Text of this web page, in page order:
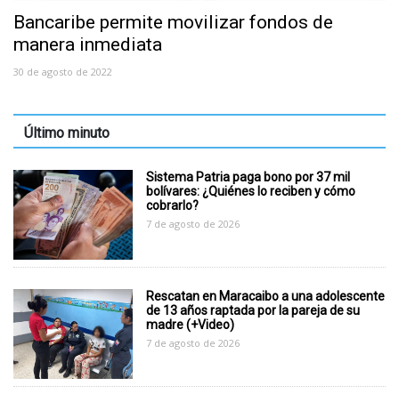
Bancaribe permite movilizar fondos de
manera inmediata
30 de agosto de 2022
Último minuto
Sistema Patria paga bono por 37 mil
bolívares: ¿Quiénes lo reciben y cómo
cobrarlo?
7 de agosto de 2026
Rescatan en Maracaibo a una adolescente
de 13 años raptada por la pareja de su
madre (+Video)
7 de agosto de 2026